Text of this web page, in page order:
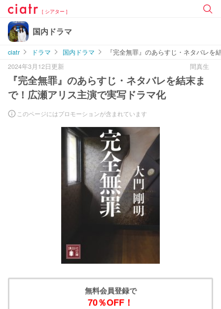
[ シアター ]
国内ドラマ
ciatr ドラマ 国内ドラマ
『完全無罪』のあらすじ・ネタバレ
2024年3月12日更新
間真生
『完全無罪』のあらすじ・ネタバレを結末ま
で！広瀬アリス主演で実写ドラマ化
このページにはプロモーションが含まれています
無料会員登録で
70％OFF！